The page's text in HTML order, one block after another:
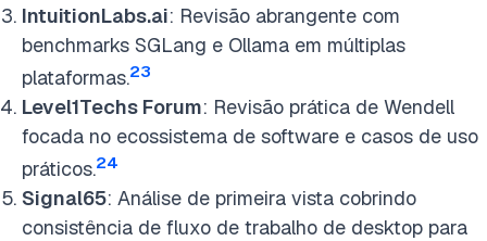
IntuitionLabs.ai: Revisão abrangente com
benchmarks SGLang e Ollama em múltiplas
plataformas.23
Level1Techs Forum: Revisão prática de Wendell
focada no ecossistema de software e casos de uso
práticos.24
Signal65: Análise de primeira vista cobrindo
consistência de fluxo de trabalho de desktop para